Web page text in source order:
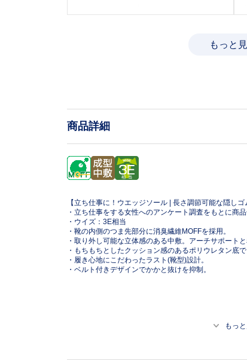
もっと
商品詳細
【立ち仕事に！ウエッジソール | 長さ調節可能な隠しゴ
・立ち仕事をする女性へのアンケート調査をもとに商
・ウイズ：3E相当
・靴の内側のつま先部分に消臭繊維MOFFを採用。
・取り外し可能な立体感のある中敷。アーチサポート
・もちもちとしたクッション感のあるポリウレタン底
・履き心地にこだわったラスト(靴型)設計。
・ベルト付きデザインでかかと抜けを抑制。
もっ